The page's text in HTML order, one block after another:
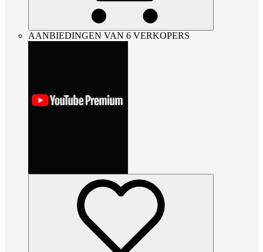
AANBIEDINGEN VAN 6 VERKOPERS